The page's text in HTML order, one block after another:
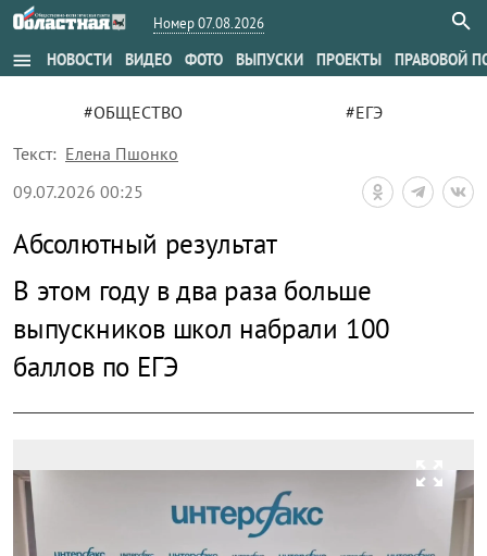
Номер 07.08.2026
menu НОВОСТИ ВИДЕО ФОТО ВЫПУСКИ ПРОЕКТЫ ПРАВОВОЙ
#ОБЩЕСТВО
#ЕГЭ
Текст: Елена Пшонко
09.07.2026 00:25
Абсолютный результат
В этом году в два раза больше
выпускников школ набрали 100
баллов по ЕГЭ
zoom_out_map